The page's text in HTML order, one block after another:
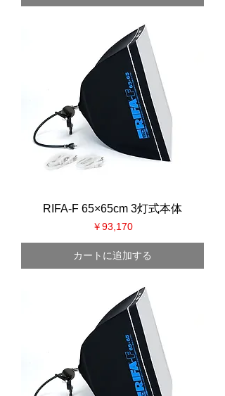
RIFA-F 65×65cm 3灯式本体
価格
￥93,170
カートに追加する